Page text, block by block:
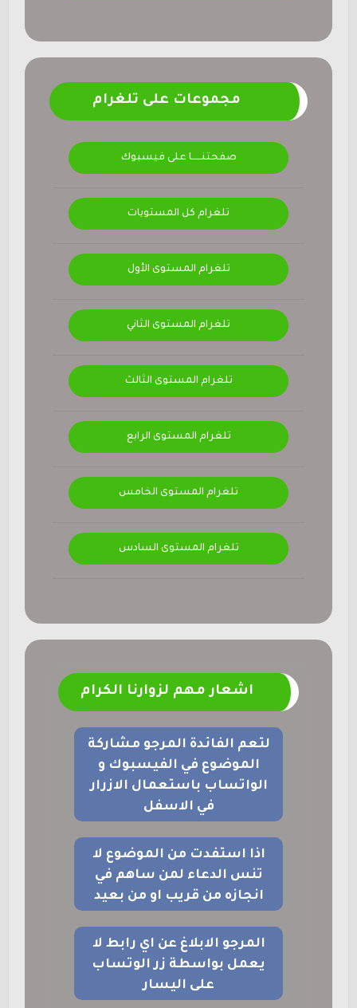
مجموعات على تلغرام
صفحتنــــــا على فيسبوك
تلغرام كل المستويات
تلغرام المستوى الأول
تلغرام المستوى الثاني
تلغرام المستوى الثالث
تلغرام المستوى الرابع
تلغرام المستوى الخامس
تلغرام المستوى السادس
اشعار مهم لزوارنا الكرام
لتعم الفائدة المرجو مشاركة
الموضوع في الفيسبوك و
الواتساب باستعمال الازرار
في الاسفل
اذا استفدت من الموضوع لا
تنس الدعاء لمن ساهم في
انجازه من قريب او من بعيد
المرجو الابلاغ عن اي رابط لا
يعمل بواسطة زر الوتساب
على اليسار